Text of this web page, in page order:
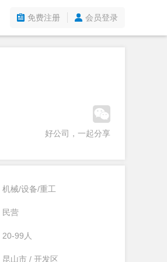
免费注册 会员登录
好公司，一起分享
机械/设备/重工
民营
20-99人
昆山市 / 开发区